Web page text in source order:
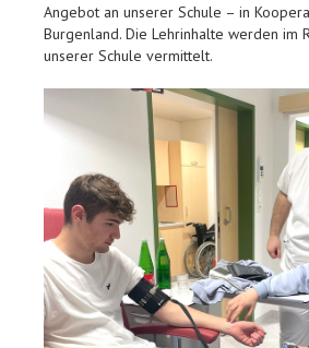
Angebot an unserer Schule – in
Burgenland. Die Lehrinhalte werden im
unserer Schule vermittelt.